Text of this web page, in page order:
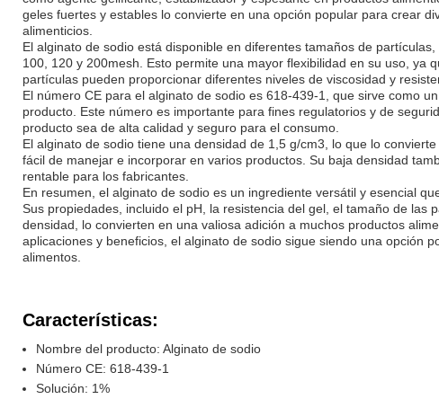
geles fuertes y estables lo convierte en una opción popular para crear
alimenticios.
El alginato de sodio está disponible en diferentes tamaños de partículas,
100, 120 y 200mesh. Esto permite una mayor flexibilidad en su uso, ya
partículas pueden proporcionar diferentes niveles de viscosidad y
El número CE para el alginato de sodio es 618-439-1, que sirve como
producto. Este número es importante para fines regulatorios y de
producto sea de alta calidad y seguro para el consumo.
El alginato de sodio tiene una densidad de 1,5 g/cm3, lo que lo
fácil de manejar e incorporar en varios productos. Su baja densidad
rentable para los fabricantes.
En resumen, el alginato de sodio es un ingrediente versátil y esencial
Sus propiedades, incluido el pH, la resistencia del gel, el tamaño de las
densidad, lo convierten en una valiosa adición a muchos productos
aplicaciones y beneficios, el alginato de sodio sigue siendo una opción
alimentos.
Características:
Nombre del producto: Alginato de sodio
Número CE: 618-439-1
Solución: 1%